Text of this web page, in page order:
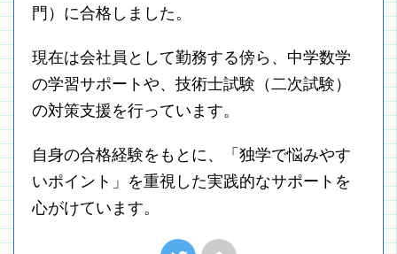
門）に合格しました。
現在は会社員として勤務する傍ら、中学数学
の学習サポートや、技術士試験（二次試験）
の対策支援を行っています。
自身の合格経験をもとに、「独学で悩みやす
いポイント」を重視した実践的なサポートを
心がけています。